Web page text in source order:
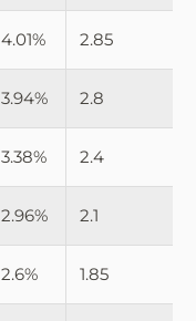
4.01% 2.85
3.94% 2.8
3.38% 2.4
2.96% 2.1
2.6% 1.85